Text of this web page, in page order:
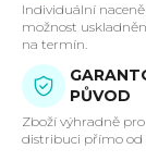
Individuální
možnost
na termín.
PŮVOD
Zboží výhradně pro
distribuci přímo od